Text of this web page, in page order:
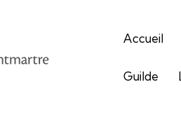
Accueil
Guilde